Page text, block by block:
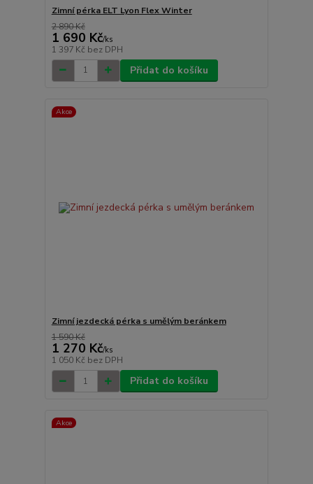
Zimní pérka ELT Lyon Flex Winter
2 890 Kč
1 690 Kč/ks
1 397 Kč bez DPH
Přidat do košíku
Akce
Zimní jezdecká pérka s umělým beránkem
1 590 Kč
1 270 Kč/ks
1 050 Kč bez DPH
Přidat do košíku
Akce